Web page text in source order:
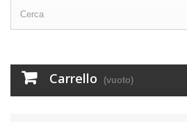
Carrello (vuoto)